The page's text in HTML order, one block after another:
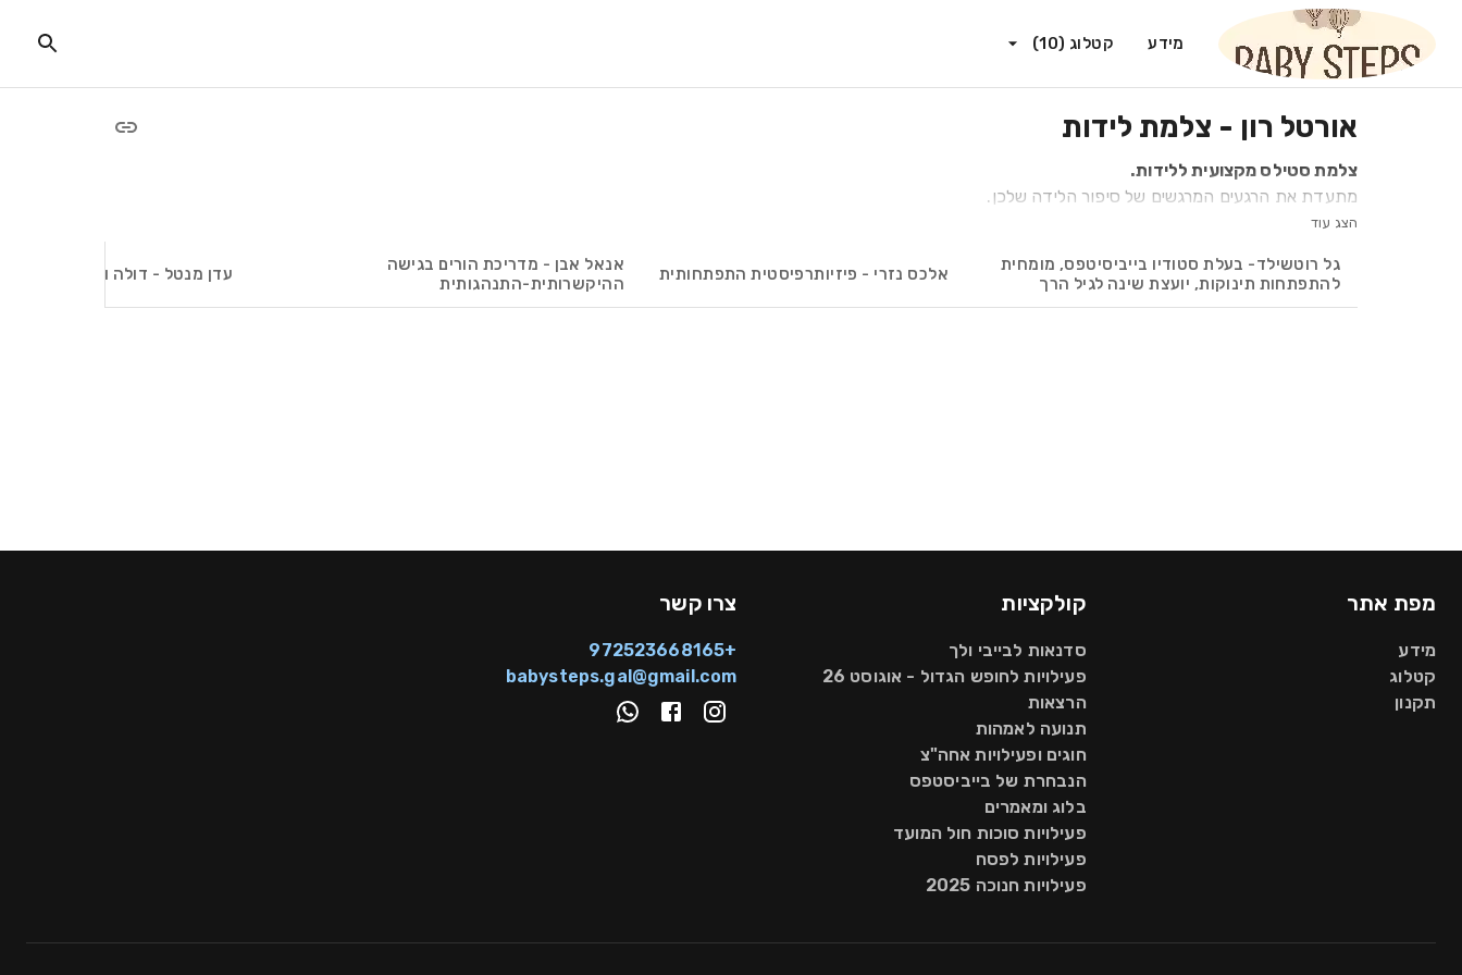
מידע קטלוג (
10
)
אורטל רון - צלמת לידות
צלמת סטילס מקצועית ללידות.
מתעדת את הרגעים המרגשים של סיפור הלידה שלכן.
יוצרת הספר ומאיירת:
ניתן לרכוש את הספר בסטודיו.
הצג עוד
גל רוטשילד- בעלת סטודיו בייביסיטפס, מומחית
להתפתחות תינוקות, יועצת שינה לגיל הרך
אלכס נזרי - פיזיותרפיסטית התפתחותית
אנאל אבן - מדריכת הורים בגישה
ההיקשרותית-התנהגותית
עדן מנטל - דולה ורפלקוסולוגית
מפת אתר
מידע
קטלוג
תקנון
קולקציות
סדנאות לבייבי ולך
פעילויות לחופש הגדול - אוגוסט 26
הרצאות
תנועה לאמהות
חוגים ופעילויות אחה"צ
הנבחרת של בייביסטפס
בלוג ומאמרים
פעילויות סוכות חול המועד
פעילויות לפסח
פעילויות חנוכה 2025
צרו קשר
+972523668165
babysteps.gal@gmail.com